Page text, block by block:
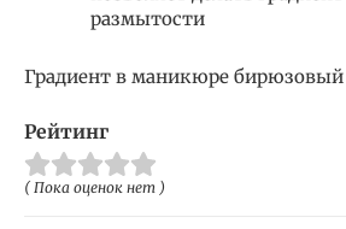
размытости
Градиент в маникюре
Рейтинг
( Пока оценок нет )